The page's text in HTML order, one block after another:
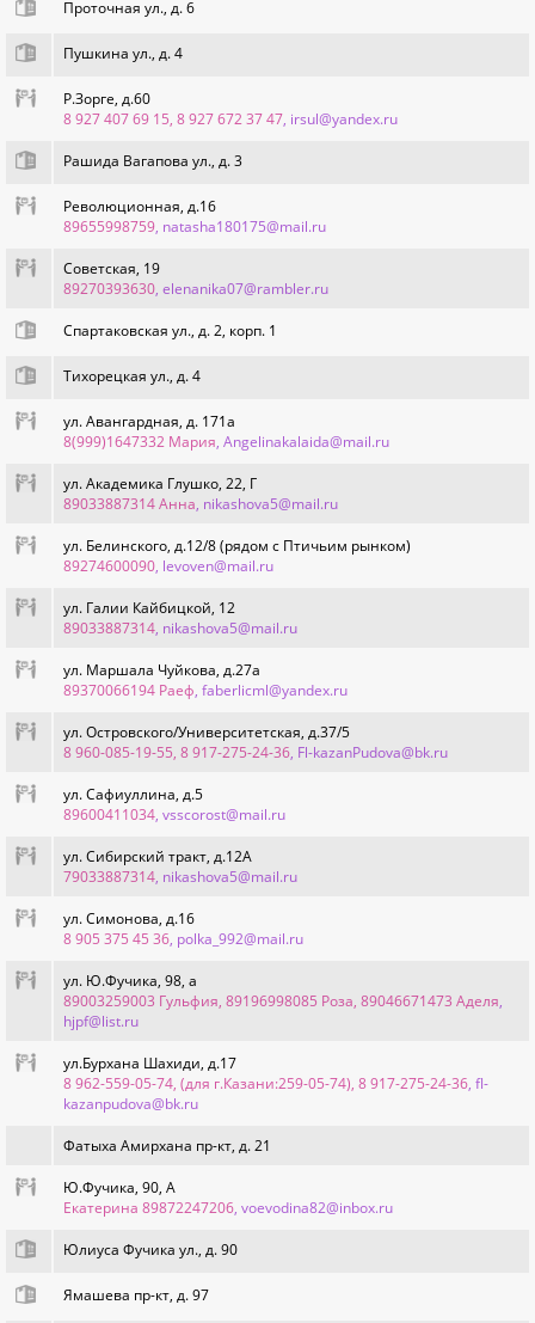
Проточная ул., д. 6
Пушкина ул., д. 4
Р.Зорге, д.60
8 927 407 69 15, 8 927 672 37 47, irsul@yandex.ru
Рашида Вагапова ул., д. 3
Революционная, д.16
89655998759, natasha180175@mail.ru
Советская, 19
89270393630, elenanika07@rambler.ru
Спартаковская ул., д. 2, корп. 1
Тихорецкая ул., д. 4
ул. Авангардная, д. 171а
8(999)1647332 Мария, Angelinakalaida@mail.ru
ул. Академика Глушко, 22, Г
89033887314 Анна, nikashova5@mail.ru
ул. Белинского, д.12/8 (рядом с Птичьим рынком)
89274600090, levoven@mail.ru
ул. Галии Кайбицкой, 12
89033887314, nikashova5@mail.ru
ул. Маршала Чуйкова, д.27а
89370066194 Раеф, faberlicml@yandex.ru
ул. Островского/Университетская, д.37/5
8 960-085-19-55, 8 917-275-24-36, Fl-kazanPudova@bk.ru
ул. Сафиуллина, д.5
89600411034, vsscorost@mail.ru
ул. Сибирский тракт, д.12А
79033887314, nikashova5@mail.ru
ул. Симонова, д.16
8 905 375 45 36, polka_992@mail.ru
ул. Ю.Фучика, 98, а
89003259003 Гульфия, 89196998085 Роза, 89046671473 Аделя,
hjpf@list.ru
ул.Бурхана Шахиди, д.17
8 962-559-05-74, (для г.Казани:259-05-74), 8 917-275-24-36, fl-
kazanpudova@bk.ru
Фатыха Амирхана пр-кт, д. 21
Ю.Фучика, 90, А
Екатерина 89872247206, voevodina82@inbox.ru
Юлиуса Фучика ул., д. 90
Ямашева пр-кт, д. 97